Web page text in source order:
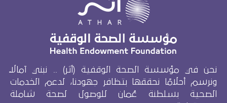
نحن في مؤسسة الصحة الوقفية (أثر) .. نبني آمالاً
ونرسم أحلامًا نحققها بتظافر جهودنا، لدعم الخدمات
الصحية بسلطنة عُمان للوصول لصحة شاملة